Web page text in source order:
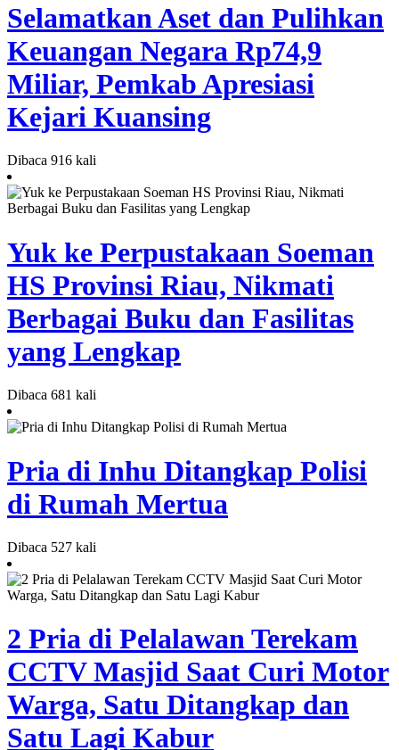
Selamatkan Aset dan Pulihkan
Keuangan Negara Rp74,9
Miliar, Pemkab Apresiasi
Kejari Kuansing
Dibaca 916 kali
Yuk ke Perpustakaan Soeman
HS Provinsi Riau, Nikmati
Berbagai Buku dan Fasilitas
yang Lengkap
Dibaca 681 kali
Pria di Inhu Ditangkap Polisi
di Rumah Mertua
Dibaca 527 kali
2 Pria di Pelalawan Terekam
CCTV Masjid Saat Curi Motor
Warga, Satu Ditangkap dan
Satu Lagi Kabur